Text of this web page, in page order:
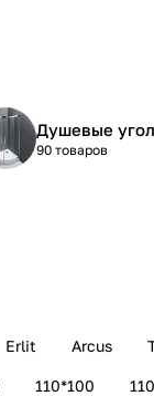
Душевые
90 товаров
Erlit Arcus
110*100